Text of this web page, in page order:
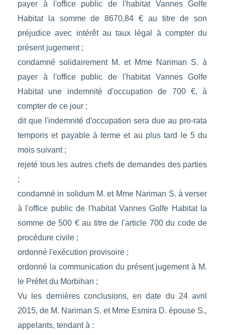
payer à l'office public de l'habitat Vannes Golfe
Habitat la somme de 8670,84 € au titre de son
préjudice avec intérêt au taux légal à compter du
présent jugement ;
condamné solidairement M. et Mme Nariman S. à
payer à l'office public de l'habitat Vannes Golfe
Habitat une indemnité d'occupation de 700 €, à
compter de ce jour ;
dit que l'indemnité d'occupation sera due au pro-rata
temporis et payable à terme et au plus tard le 5 du
mois suivant ;
rejeté tous les autres chefs de demandes des parties
;
condamné in solidum M. et Mme Nariman S. à verser
à l'office public de l'habitat Vannes Golfe Habitat la
somme de 500 € au titre de l'article 700 du code de
procédure civile ;
ordonné l'exécution provisoire ;
ordonné la communication du présent jugement à M.
le Préfet du Morbihan ;
Vu les dernières conclusions, en date du 24 avril
2015, de M. Nariman S. et Mme Esmira D. épouse S.,
appelants, tendant à :